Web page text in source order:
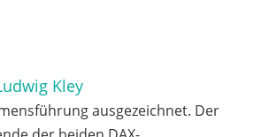
Kley
ausgezeichnet. Der